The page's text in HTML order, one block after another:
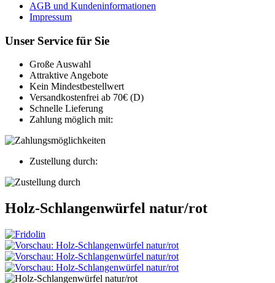
AGB und Kundeninformationen
Impressum
Unser Service für Sie
Große Auswahl
Attraktive Angebote
Kein Mindestbestellwert
Versandkostenfrei ab 70€ (D)
Schnelle Lieferung
Zahlung möglich mit:
Zustellung durch:
Holz-Schlangenwürfel natur/rot